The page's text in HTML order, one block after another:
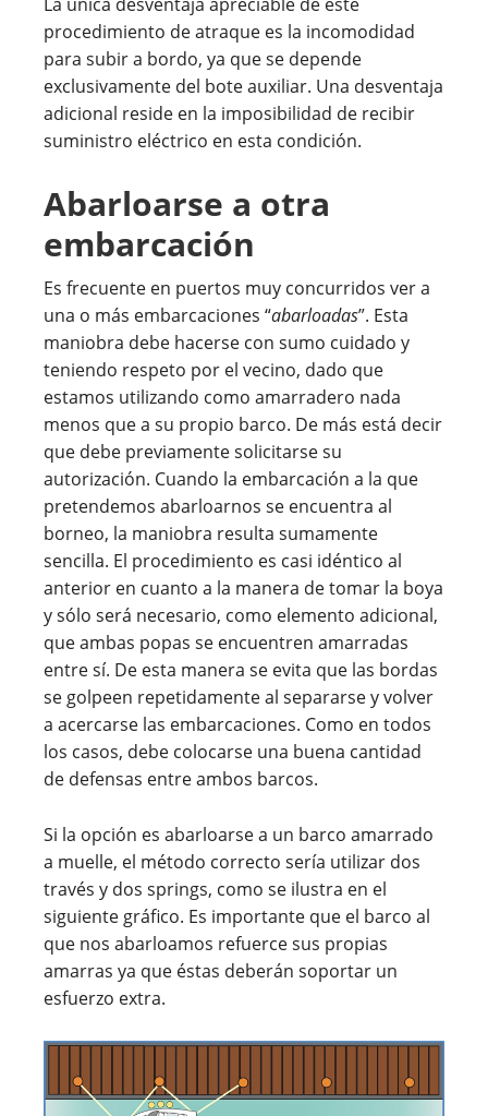
procedimiento de atraque es la incomodidad
para subir a bordo, ya que se depende
exclusivamente del bote auxiliar. Una desventaja
adicional reside en la imposibilidad de recibir
suministro eléctrico en esta condición.
Abarloarse a otra
embarcación
Es frecuente en puertos muy concurridos ver a
una o más embarcaciones “abarloadas”. Esta
maniobra debe hacerse con sumo cuidado y
teniendo respeto por el vecino, dado que
estamos utilizando como amarradero nada
menos que a su propio barco. De más está decir
que debe previamente solicitarse su
autorización. Cuando la embarcación a la que
pretendemos abarloarnos se encuentra al
borneo, la maniobra resulta sumamente
sencilla. El procedimiento es casi idéntico al
anterior en cuanto a la manera de tomar la boya
y sólo será necesario, como elemento adicional,
que ambas popas se encuentren amarradas
entre sí. De esta manera se evita que las bordas
se golpeen repetidamente al separarse y volver
a acercarse las embarcaciones. Como en todos
los casos, debe colocarse una buena cantidad
de defensas entre ambos barcos.
Si la opción es abarloarse a un barco amarrado
a muelle, el método correcto sería utilizar dos
través y dos springs, como se ilustra en el
siguiente gráfico. Es importante que el barco al
que nos abarloamos refuerce sus propias
amarras ya que éstas deberán soportar un
esfuerzo extra.